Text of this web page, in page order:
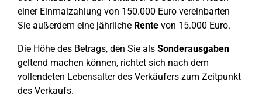
einer Einmalzahlung von 150.000 Euro vereinbarten
Sie außerdem eine jährliche Rente von 15.000 Euro.
Die Höhe des Betrags, den Sie als Sonderausgaben
geltend machen können, richtet sich nach dem
vollendeten Lebensalter des Verkäufers zum Zeitpunkt
des Verkaufs.